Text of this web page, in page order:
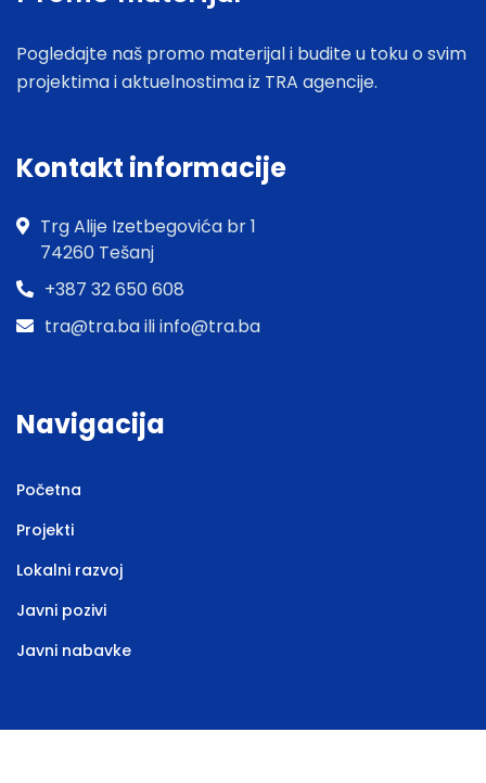
Pogledajte naš promo materijal i budite u toku o svim
projektima i aktuelnostima iz TRA agencije.
Kontakt informacije
Trg Alije Izetbegovića br 1
74260 Tešanj
+387 32 650 608
tra@tra.ba ili info@tra.ba
Navigacija
Početna
Projekti
Lokalni razvoj
Javni pozivi
Javni nabavke